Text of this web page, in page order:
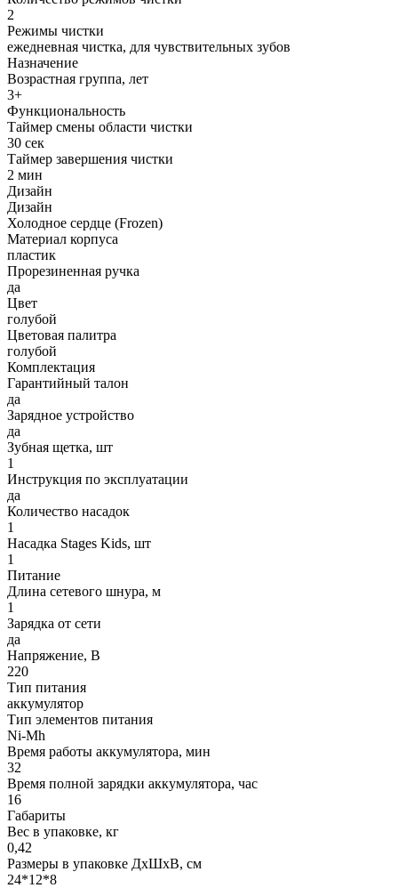
2
Режимы чистки
ежедневная чистка, для чувствительных зубов
Назначение
Возрастная группа, лет
3+
Функциональность
Таймер смены области чистки
30 сек
Таймер завершения чистки
2 мин
Дизайн
Дизайн
Холодное сердце (Frozen)
Материал корпуса
пластик
Прорезиненная ручка
да
Цвет
голубой
Цветовая палитра
голубой
Комплектация
Гарантийный талон
да
Зарядное устройство
да
Зубная щетка, шт
1
Инструкция по эксплуатации
да
Количество насадок
1
Насадка Stages Kids, шт
1
Питание
Длина сетевого шнура, м
1
Зарядка от сети
да
Напряжение, В
220
Тип питания
аккумулятор
Тип элементов питания
Ni-Mh
Время работы аккумулятора, мин
32
Время полной зарядки аккумулятора, час
16
Габариты
Вес в упаковке, кг
0,42
Размеры в упаковке ДxШxВ, см
24*12*8